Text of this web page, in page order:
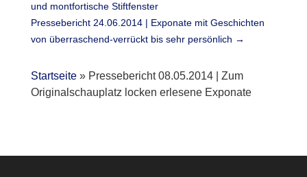
und montfortische Stiftfenster
Pressebericht 24.06.2014 | Exponate mit Geschichten
von überraschend-verrückt bis sehr persönlich →
Startseite» Pressebericht 08.05.2014 | Zum
Originalschauplatz locken erlesene Exponate